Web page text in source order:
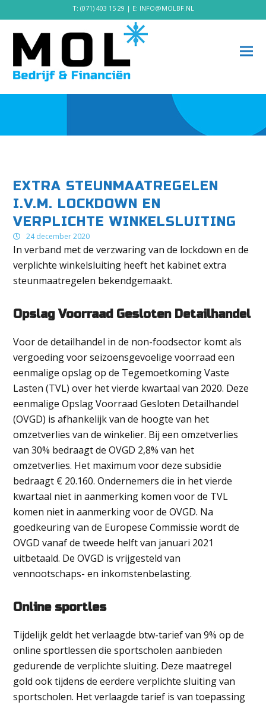
T: (071) 403 15 29 | E: INFO@MOLBF.NL
EXTRA STEUNMAATREGELEN
I.V.M. LOCKDOWN EN
VERPLICHTE WINKELSLUITING
24 december 2020
In verband met de verzwaring van de lockdown en de
verplichte winkelsluiting heeft het kabinet extra
steunmaatregelen bekendgemaakt.
Opslag Voorraad Gesloten Detailhandel
Voor de detailhandel in de non-foodsector komt als
vergoeding voor seizoensgevoelige voorraad een
eenmalige opslag op de Tegemoetkoming Vaste
Lasten (TVL) over het vierde kwartaal van 2020. Deze
eenmalige Opslag Voorraad Gesloten Detailhandel
(OVGD) is afhankelijk van de hoogte van het
omzetverlies van de winkelier. Bij een omzetverlies
van 30% bedraagt de OVGD 2,8% van het
omzetverlies. Het maximum voor deze subsidie
bedraagt € 20.160. Ondernemers die in het vierde
kwartaal niet in aanmerking komen voor de TVL
komen niet in aanmerking voor de OVGD. Na
goedkeuring van de Europese Commissie wordt de
OVGD vanaf de tweede helft van januari 2021
uitbetaald. De OVGD is vrijgesteld van
vennootschaps- en inkomstenbelasting.
Online sportles
Tijdelijk geldt het verlaagde btw-tarief van 9% op de
online sportlessen die sportscholen aanbieden
gedurende de verplichte sluiting. Deze maatregel
gold ook tijdens de eerdere verplichte sluiting van
sportscholen. Het verlaagde tarief is van toepassing